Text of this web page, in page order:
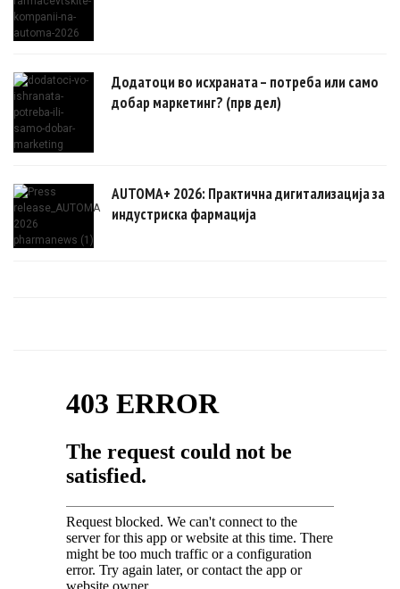
Додатоци во исхраната – потреба или само
добар маркетинг? (прв дел)
AUTOMA+ 2026: Практична дигитализација за
индустриска фармација